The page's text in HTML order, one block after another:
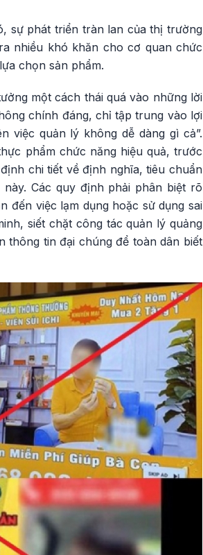
sự phát triển tràn lan của thị trường
nhiều khó khăn cho cơ quan chức
chọn sản phẩm.
một cách thái quá vào những lời
chính đáng, chỉ tập trung vào lợi
việc quản lý không dễ dàng gì cả”.
phẩm chức năng hiệu quả, trước
chi tiết về định nghĩa, tiêu chuẩn
Các quy định phải phân biệt rõ
đến việc lạm dụng hoặc sử dụng sai
siết chặt công tác quản lý quảng
thông tin đại chúng để toàn dân biết